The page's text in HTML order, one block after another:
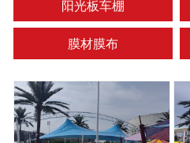
阳光板车棚
膜材膜布